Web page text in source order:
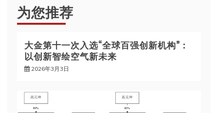
为您推荐
大金第十一次入选“全球百强创新机构”：
以创新智绘空气新未来
2026年3月3日